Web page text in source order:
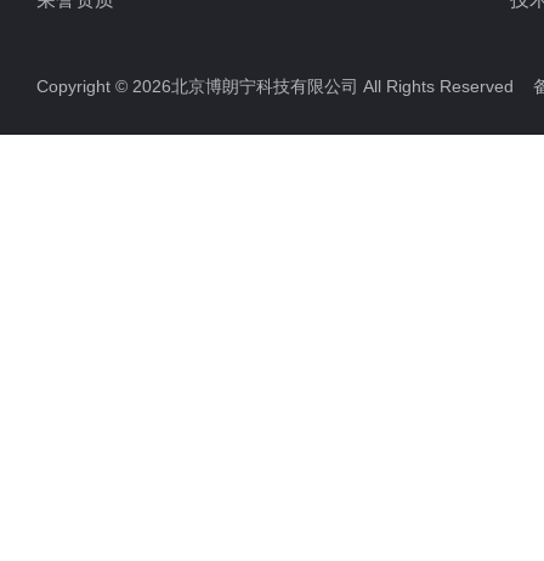
Copyright © 2026北京博朗宁科技有限公司 All Rights Reserved